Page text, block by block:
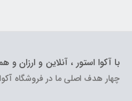
با آکوا استور ، آنلاین و ارزان و
چهار هدف اصلی ما در فروشگاه آکوا